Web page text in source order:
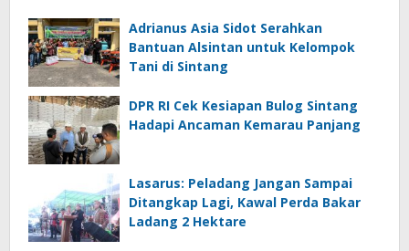
Adrianus Asia Sidot Serahkan
Bantuan Alsintan untuk Kelompok
Tani di Sintang
DPR RI Cek Kesiapan Bulog Sintang
Hadapi Ancaman Kemarau Panjang
Lasarus: Peladang Jangan Sampai
Ditangkap Lagi, Kawal Perda Bakar
Ladang 2 Hektare